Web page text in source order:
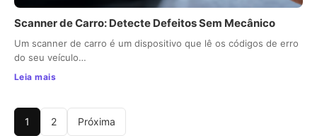
Scanner de Carro: Detecte Defeitos Sem Mecânico
Um scanner de carro é um dispositivo que lê os códigos de erro
do seu veículo…
Leia mais
1 2 Próxima